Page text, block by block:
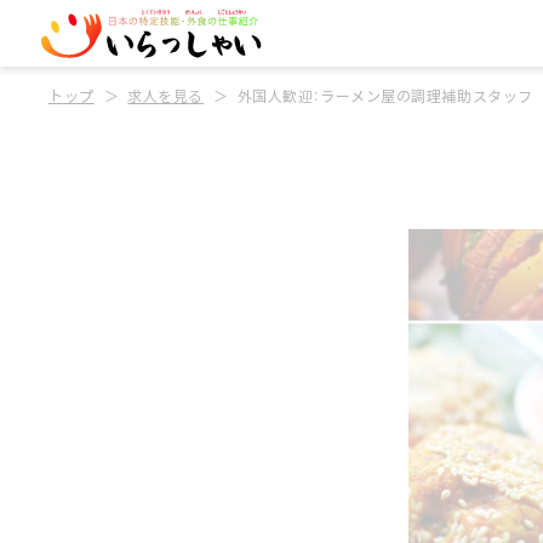
トップ 求人を見る 外国人歓迎：ラーメン屋の調理補助スタッフ